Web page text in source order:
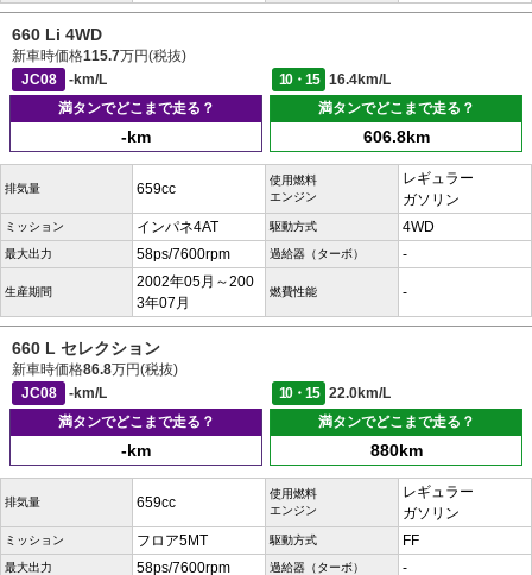
660 Li 4WD
新車時価格115.7万円(税抜)
JC08
-km/L 10・15
16.4km/L
満タンでどこまで走る？
-km
満タンでどこまで走る？
606.8km
排気量 659cc
使用燃料
エンジン
レギュラー
ガソリン
ミッション インパネ4AT 駆動方式 4WD
最大出力 58ps/7600rpm 過給器（ターボ） -
生産期間
2002年05月～200
3年07月
燃費性能 -
660 L セレクション
新車時価格86.8万円(税抜)
JC08
-km/L 10・15
22.0km/L
満タンでどこまで走る？
-km
満タンでどこまで走る？
880km
排気量 659cc
使用燃料
エンジン
レギュラー
ガソリン
ミッション フロア5MT 駆動方式 FF
最大出力 58ps/7600rpm 過給器（ターボ） -